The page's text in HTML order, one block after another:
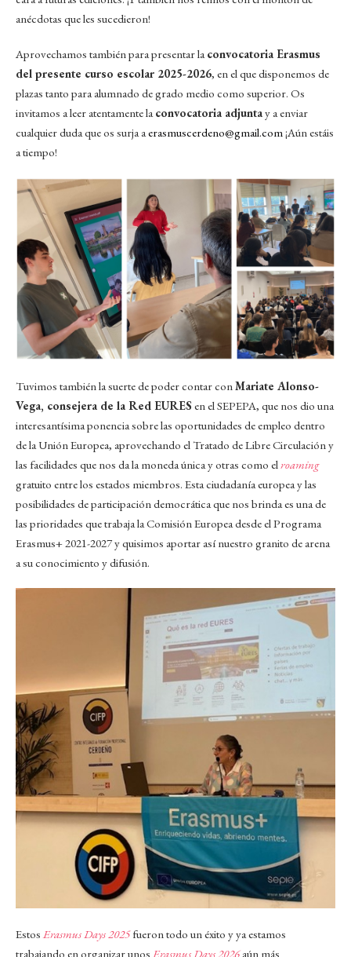
anécdotas que les sucedieron!
Aprovechamos también para presentar la convocatoria Erasmus
del presente curso escolar 2025-2026, en el que disponemos de
plazas tanto para alumnado de grado medio como superior. Os
invitamos a leer atentamente la convocatoria adjuntay a enviar
cualquier duda que os surja a erasmuscerdeno@gmail.com ¡Aún estáis
a tiempo!
Tuvimos también la suerte de poder contar con Mariate Alonso-
Vega, consejera de la Red EURES en el SEPEPA, que nos dio una
interesantísima ponencia sobre las oportunidades de empleo dentro
de la Unión Europea, aprovechando el Tratado de Libre Circulación y
las facilidades que nos da la moneda única y otras como el roaming
gratuito entre los estados miembros. Esta ciudadanía europea y las
posibilidades de participación democrática que nos brinda es una de
las prioridades que trabaja la Comisión Europea desde el Programa
Erasmus+ 2021-2027 y quisimos aportar así nuestro granito de arena
a su conocimiento y difusión.
Estos Erasmus Days 2025fueron todo un éxito y ya estamos
trabajando en organizar unos Erasmus Days 2026aún más